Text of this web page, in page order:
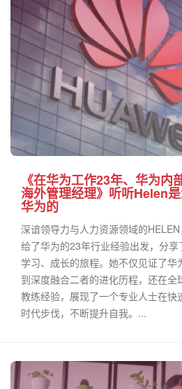
《在华为工作23年、华为内
海外管理经理》听听Helen
华为的
深谙领导力与人力资源领域的
给了华为的23年行业经验出发，分
学习、成长的旅程。她不仅见证了华
到深度融合二者的进化历程，还在
教练经验，展现了一个专业人士在快
时代步伐，不断提升自我。...